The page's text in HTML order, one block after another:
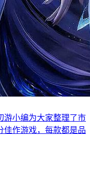
游小编为大家整理了市
佳作游戏，每款都是品